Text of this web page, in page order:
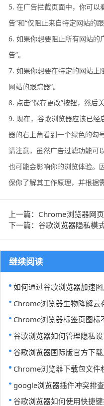
5. 在广告拦截页面中，你可以
告”和“仅阻止来自特定网站的跟
6. 如果你想要阻止所有网站的
告”。
7. 如果你想要在特定的网站上
网站的跟踪器”。
8. 点击“保存更改”按钮，然后
9. 现在，谷歌浏览器应该已经
器的右上角看到一个绿色的勾
请注意，虽然广告过滤功能可
也可能会影响你的浏览体验。
保你了解其工作原理，并根据
上一篇：Chrome浏览器网
下一篇：谷歌浏览器隐私模
继续阅读
如何通过谷歌浏览器加速
Chrome浏览器生物降解云
Chrome浏览器标签页图标
谷歌浏览器如何管理隐私
谷歌浏览器国际版官方下
Chrome浏览器下载包文件
google浏览器插件冲突排
谷歌浏览器如何使用快捷